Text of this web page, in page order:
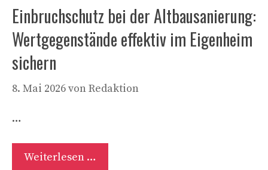
Einbruchschutz bei der Altbausanierung:
Wertgegenstände effektiv im Eigenheim
sichern
8. Mai 2026vonRedaktion
…
Weiterlesen …